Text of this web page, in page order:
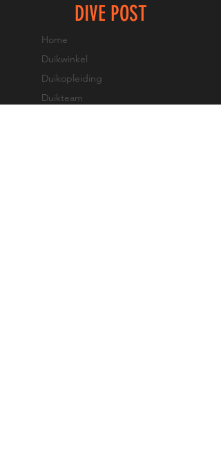
DIVE POST
Home
Duikwinkel
Duikopleiding
Duikteam